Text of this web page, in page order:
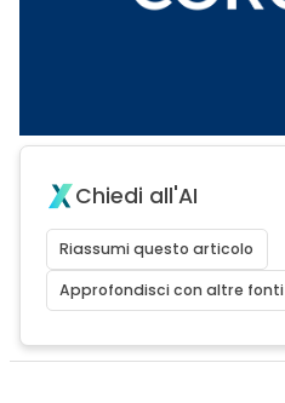
Chiedi all'AI
Riassumi questo articolo
Approfondisci con altre fonti